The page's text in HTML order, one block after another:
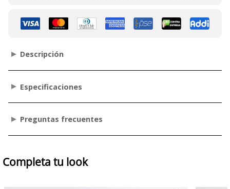
Descripción
Especificaciones
Preguntas frecuentes
Completa tu look